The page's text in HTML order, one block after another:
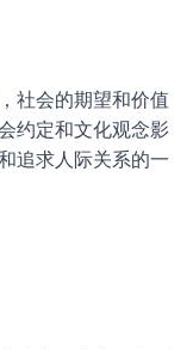
社会的期望和价值
约定和文化观念影
追求人际关系的一